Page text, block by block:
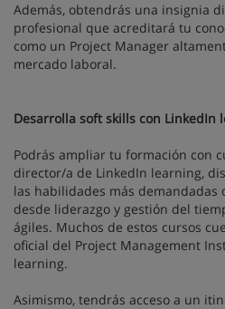
Además, obtendrás una insignia
profesional que acreditará tu
como un Project Manager
mercado laboral.
Desarrolla soft skills con LinkedIn
Podrás ampliar tu formación con
director/a de LinkedIn learning,
las habilidades más demandadas
desde liderazgo y gestión del
ágiles. Muchos de estos cursos
oficial del Project Management
learning.
Asimismo, tendrás acceso a un